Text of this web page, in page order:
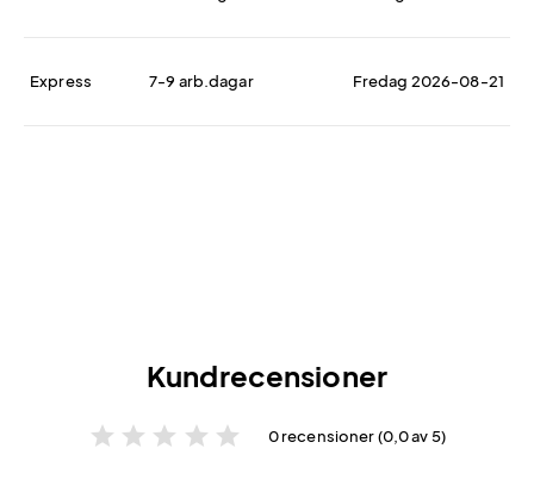
Express 7-9 arb.dagar Fredag 2026-08-21
Kundrecensioner
star star star star star 0 recensioner (0,0 av 5)